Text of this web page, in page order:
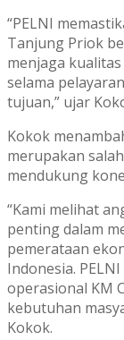
“PELNI
Tanjung Priok
menjaga
selama
tujuan,” ujar
Kokok
merupakan
mendukung
“Kami melihat
penting dalam
pemerataan
Indonesia.
operasional KM
kebutuhan
Kokok.